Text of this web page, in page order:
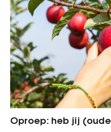
Oproep: heb jij